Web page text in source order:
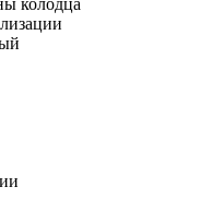
колодца